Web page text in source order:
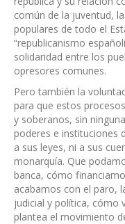
común de la juventud,
populares de todo el
“republicanismo
solidaridad entre los
opresores comunes.
Pero también la
para que estos
y soberanos, sin
poderes e instituciones
a sus leyes, ni a sus
monarquía. Que
banca, cómo
acabamos con el paro,
judicial y política, cómo
plantea el movimiento